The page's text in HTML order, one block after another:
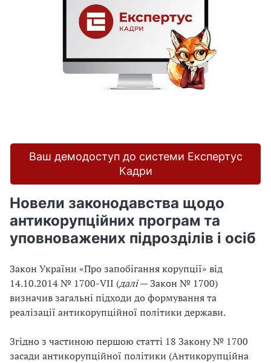
Ваш демодоступ до системи Експертус
Кадри
Новели законодавства щодо
антикорупційних програм та
уповноважених підрозділів і осіб
Закон України «Про запобігання корупції» від
14.10.2014 № 1700-VII (далі— Закон № 1700)
визначив загальні підходи до формування та
реалізації антикорупційної політики держави.
Згідно з частиною першою статті 18 Закону № 1700
засади антикорупційної політики (Антикорупційна